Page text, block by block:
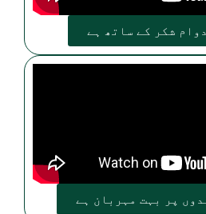
شکر کے ساتھ ہے
پر بہت مہربان ہے